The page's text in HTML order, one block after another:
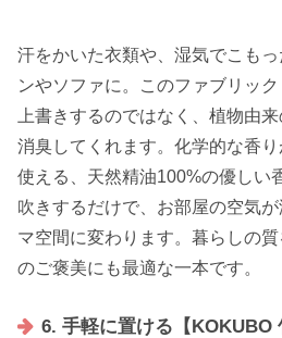
汗をかいた衣類や、湿気でこも
ンやソファに。このファブリッ
上書きするのではなく、植物由
消臭してくれます。化学的な香
使える、天然精油100%の優しい
吹きするだけで、お部屋の空気
マ空間に変わります。暮らしの
のご褒美にも最適な一本です。
6. 手軽に置ける【KOKUBO